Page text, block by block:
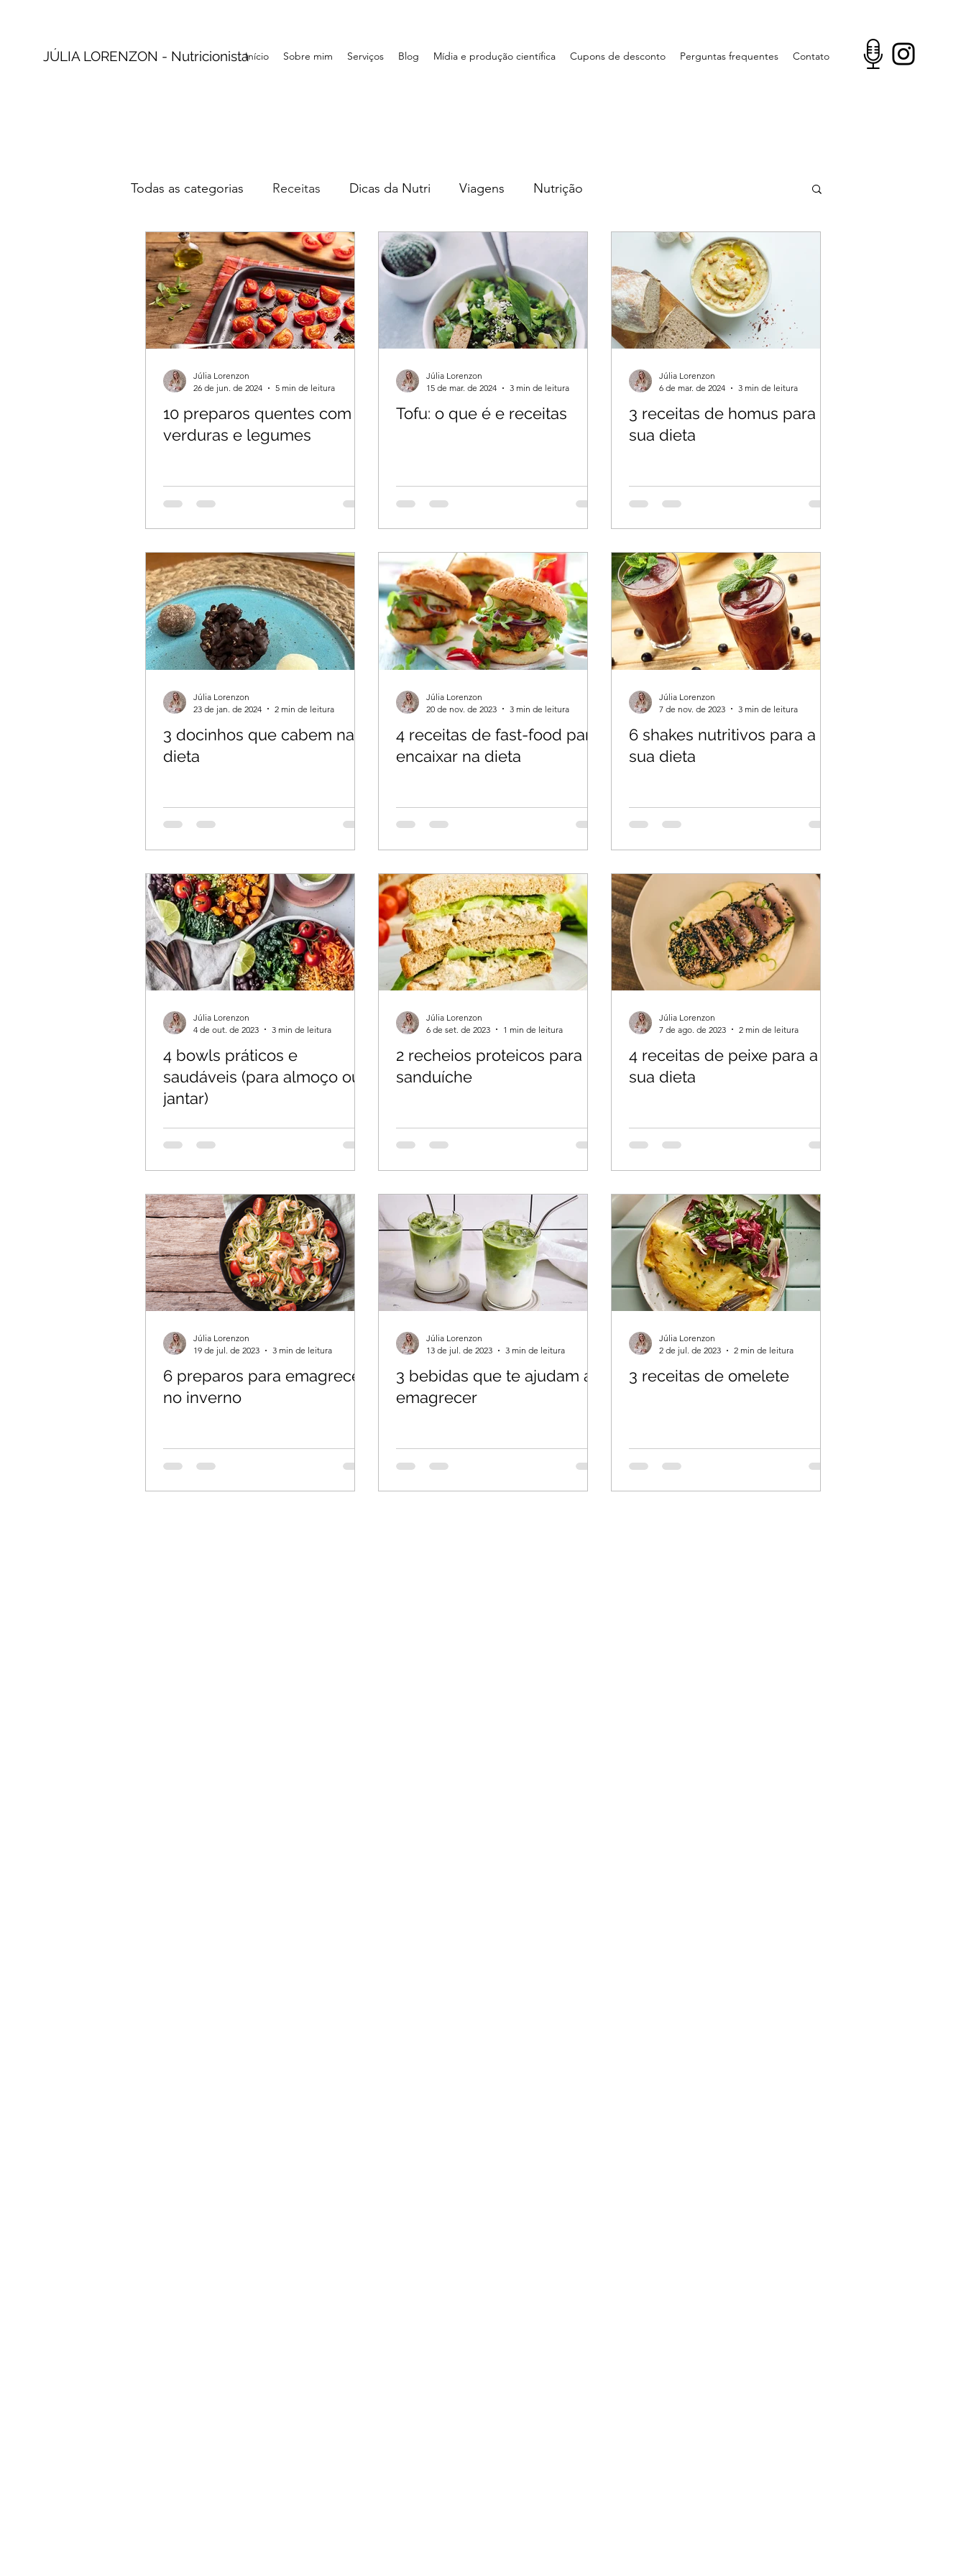
JÚLIA LORENZON - NutricionistaInício Sobre mim Serviços Blog Mídia e produção científica Cupons de desconto Perguntas frequentes Contato
Todas as categorias Receitas Dicas da Nutri Viagens Nutrição
10 preparos quentes com
verduras e legumes
Júlia Lorenzon
26 de jun. de 2024
5 min de leitura
Tofu: o que é e receitas
Júlia Lorenzon
15 de mar. de 2024
3 min de leitura
3 receitas de homus para a
sua dieta
Júlia Lorenzon
6 de mar. de 2024
3 min de leitura
3 docinhos que cabem na
dieta
Júlia Lorenzon
23 de jan. de 2024
2 min de leitura
4 receitas de fast-food para
encaixar na dieta
Júlia Lorenzon
20 de nov. de 2023
3 min de leitura
6 shakes nutritivos para a
sua dieta
Júlia Lorenzon
7 de nov. de 2023
3 min de leitura
4 bowls práticos e
saudáveis (para almoço ou
jantar)
Júlia Lorenzon
4 de out. de 2023
3 min de leitura
2 recheios proteicos para
sanduíche
Júlia Lorenzon
6 de set. de 2023
1 min de leitura
4 receitas de peixe para a
sua dieta
Júlia Lorenzon
7 de ago. de 2023
2 min de leitura
6 preparos para emagrecer
no inverno
Júlia Lorenzon
19 de jul. de 2023
3 min de leitura
3 bebidas que te ajudam a
emagrecer
Júlia Lorenzon
13 de jul. de 2023
3 min de leitura
3 receitas de omelete
Júlia Lorenzon
2 de jul. de 2023
2 min de leitura